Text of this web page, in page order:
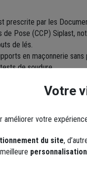
prescrite par les
Pose (CCP) Siplast,
de lés.
en maçonnerie
de soudure.
Votre
améliorer votre
du site,
personnalisation